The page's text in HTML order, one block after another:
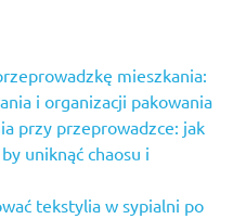
mieszkania:
i organizacji pakowania
przy przeprowadzce: jak
uniknąć chaosu i
tekstylia w sypialni po